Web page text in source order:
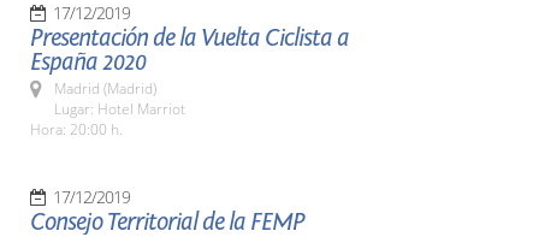
17/12/2019
Presentación de la Vuelta Ciclista a
España 2020
Madrid (Madrid)
Lugar: Hotel Marriot
Hora: 20:00 h.
17/12/2019
Consejo Territorial de la FEMP